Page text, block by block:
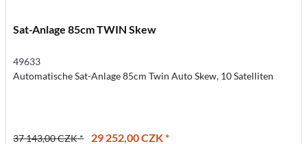
Sat-Anlage 85cm TWIN Skew
49633
Automatische Sat-Anlage 85cm Twin Auto Skew, 10 Satelliten
37 143,00 CZK * 29 252,00 CZK *